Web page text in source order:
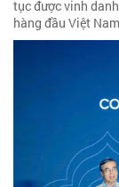
tục được vinh
hàng đầu Việt